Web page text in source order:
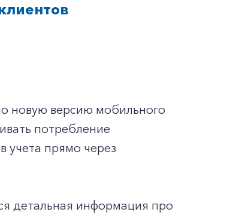
новую версию мобильного
потребление
учета прямо через
детальная информация про